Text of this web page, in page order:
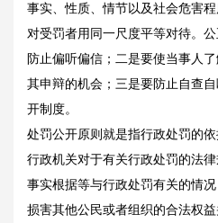
事实、性质、情节以及社会危害
对受罚者用同一尺度平等对待。
防止偏听偏信；二是要使当事人
其申辩的机会；三是要防止自查
开制度。
处罚公开原则就是指行政处罚的依
行政机关对于有关行政处罚的法
事实根据等与行政处罚有关的情
损害其他公民或者组织的合法权